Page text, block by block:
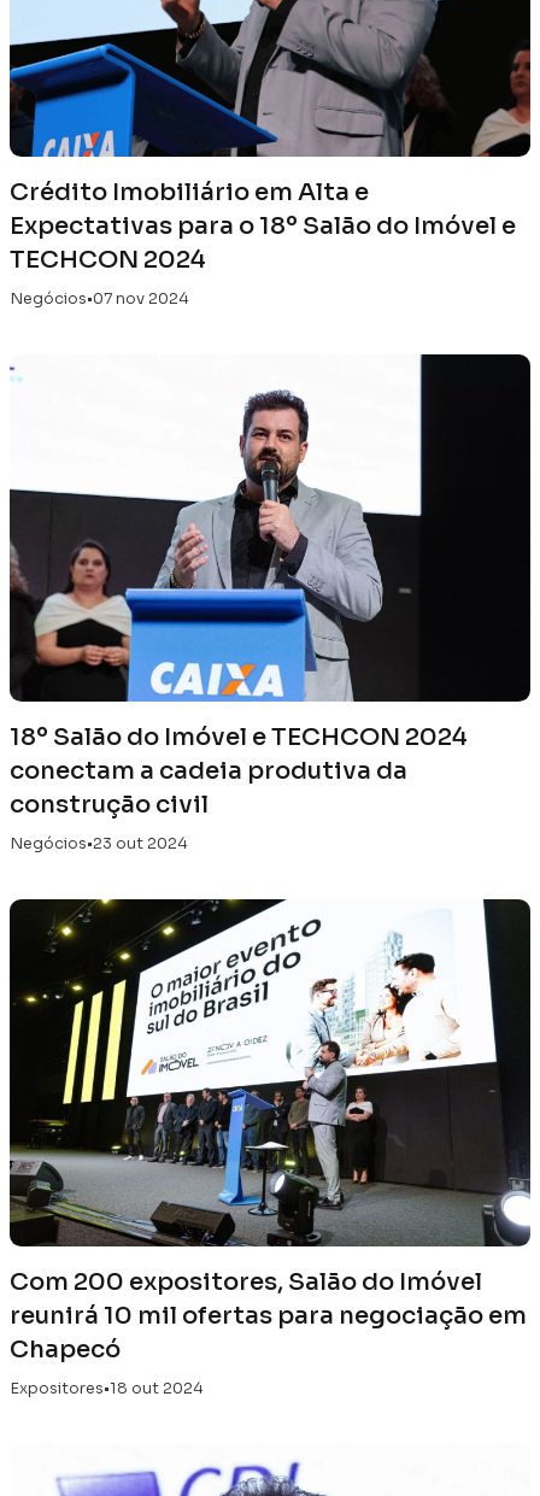
Crédito Imobiliário em Alta e
Expectativas para o 18º Salão do Imóvel e
TECHCON 2024
Negócios•07 nov 2024
18º Salão do Imóvel e TECHCON 2024
conectam a cadeia produtiva da
construção civil
Negócios•23 out 2024
Com 200 expositores, Salão do Imóvel
reunirá 10 mil ofertas para negociação em
Chapecó
Expositores•18 out 2024